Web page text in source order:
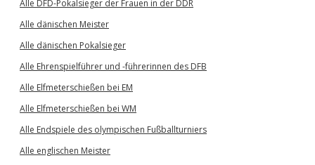
Alle DFD-Pokalsieger der Frauen in der DDR
Alle dänischen Meister
Alle dänischen Pokalsieger
Alle Ehrenspielführer und -führerinnen des DFB
Alle Elfmeterschießen bei EM
Alle Elfmeterschießen bei WM
Alle Endspiele des olympischen Fußballturniers
Alle englischen Meister